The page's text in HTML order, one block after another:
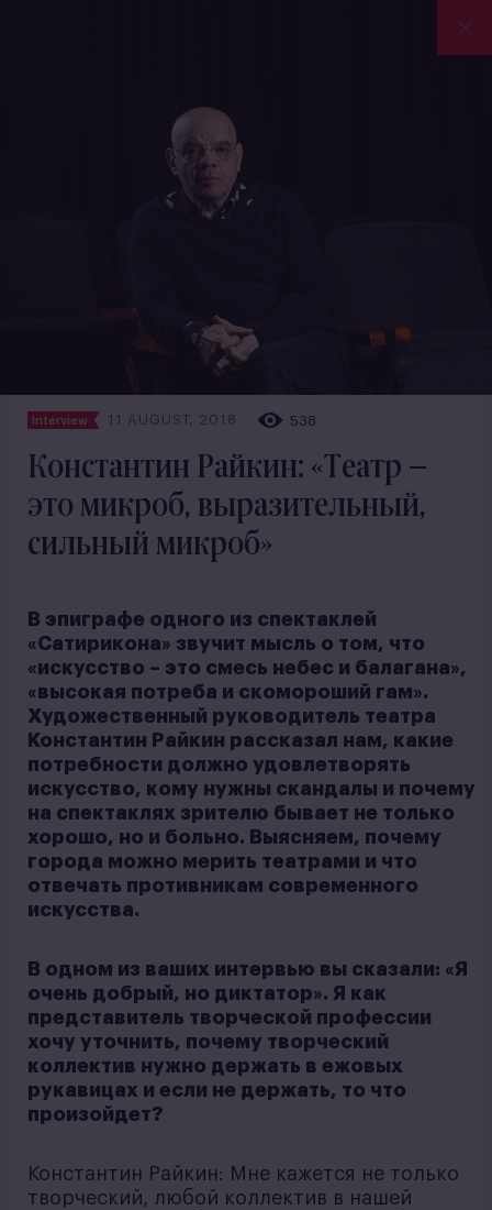
Interview 11 AUGUST, 2018 538
Константин Райкин: «Театр –
это микроб, выразительный,
сильный микроб»
В эпиграфе одного из спектаклей
«Сатирикона» звучит мысль о том, что
«искусство – это смесь небес и балагана»,
«высокая потреба и скомороший гам».
Художественный руководитель театра
Константин Райкин рассказал нам, какие
потребности должно удовлетворять
искусство, кому нужны скандалы и почему
на спектаклях зрителю бывает не только
хорошо, но и больно. Выясняем, почему
города можно мерить театрами и что
отвечать противникам современного
искусства.
В одном из ваших интервью вы сказали: «Я
очень добрый, но диктатор». Я как
представитель творческой профессии
хочу уточнить, почему творческий
коллектив нужно держать в ежовых
рукавицах и если не держать, то что
произойдет?
Константин Райкин: Мне кажется не только
творческий, любой коллектив в нашей